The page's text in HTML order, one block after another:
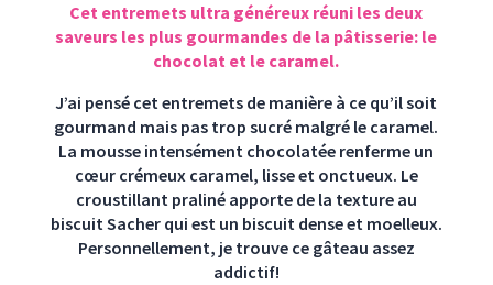
Cet entremets ultra généreux réuni les deux
saveurs les plus gourmandes de la pâtisserie: le
chocolat et le caramel.
J’ai pensé cet entremets de manière à ce qu’il soit
gourmand mais pas trop sucré malgré le caramel.
La mousse intensément chocolatée renferme un
cœur crémeux caramel, lisse et onctueux. Le
croustillant praliné apporte de la texture au
biscuit Sacher qui est un biscuit dense et moelleux.
Personnellement, je trouve ce gâteau assez
addictif!